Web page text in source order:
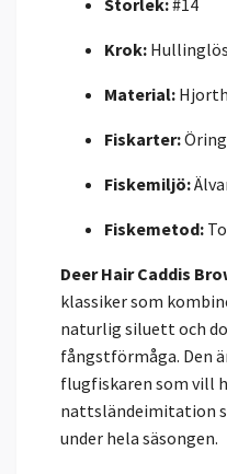
Krok: Hullinglös
Material:
Fiskarter:
Fiskemiljö:
Fiskemetod:
Deer Hair Caddis
klassiker som
naturlig siluett och
fångstförmåga. Den
flugfiskaren som vill
nattsländeimitation
under hela säsongen.